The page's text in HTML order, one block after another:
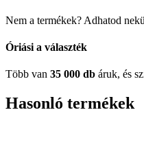
Nem a termékek? Adhatod
Óriási a választék
Több van 35 000 db áruk, és
Hasonló termékek